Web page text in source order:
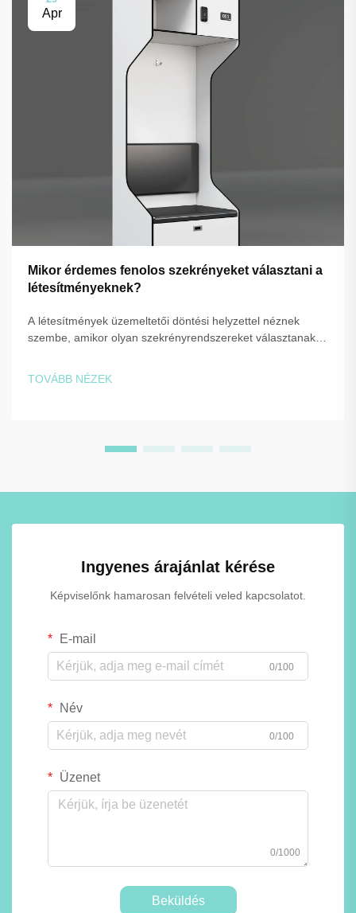
Apr
Mikor érdemes fenolos szekrényeket választani a
létesítményeknek?
A létesítmények üzemeltetői döntési helyzettel néznek
szembe, amikor olyan szekrényrendszereket választanak,
környezeti feltételeknek, miközben megőrzik
TOVÁBB NÉZEK
Ingyenes árajánlat kérése
Képviselőnk hamarosan felvételi veled kapcsolatot.
E-mail
0/100
Név
0/100
Üzenet
0/1000
Beküldés